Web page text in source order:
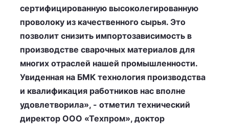
сертифицированную высоколегированную
проволоку из качественного сырья. Это
позволит снизить импортозависимость в
производстве сварочных материалов для
многих отраслей нашей промышленности.
Увиденная на БМК технология производства
и квалификация работников нас вполне
удовлетворила», - отметил технический
директор ООО «Техпром», доктор